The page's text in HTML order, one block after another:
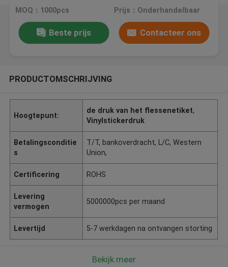
maker voor farmaceutische
MOQ：1000pcs Prijs：Onderhandelbaar
Beste prijs Contacteer ons
PRODUCTOMSCHRIJVING
Hoogtepunt:
de druk van het flessenetiket,
Vinylstickerdruk
Betalingsconditie
s
T/T, bankoverdracht, L/C, Western
Union,
Certificering ROHS
Levering
vermogen
5000000pcs per maand
Levertijd 5-7 werkdagen na ontvangen storting
Bekijk meer